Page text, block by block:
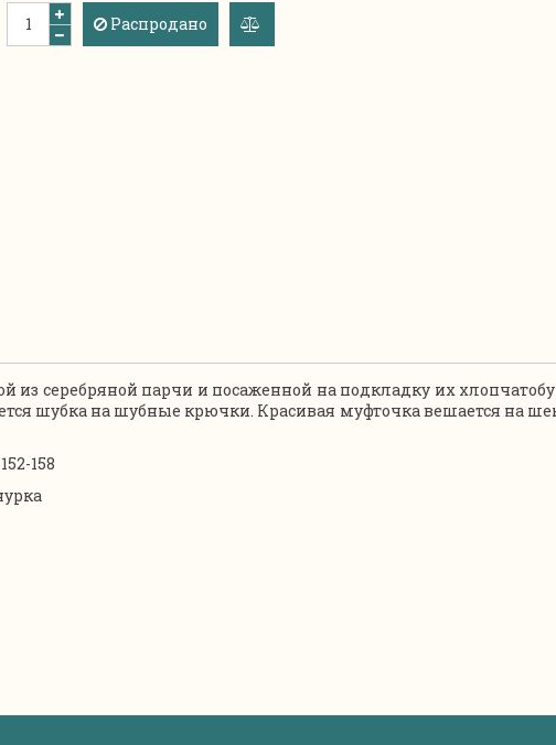
Распродано
из серебряной парчи и посаженной на подкладку их
шубка на шубные крючки. Красивая муфточка вешается на
158